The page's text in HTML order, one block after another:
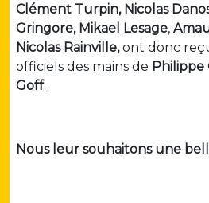
Clément Turpin, Nicolas
Gringore, Mikael Lesage,
Nicolas Rainville,ont donc
officiels des mains de Philippe
Goff.
Nous leur souhaitons une